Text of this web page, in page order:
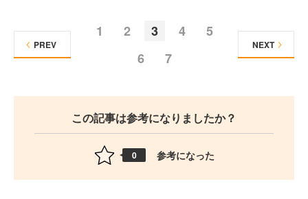
1 2 3 4
5
6
7
PREV NEXT
この記事は参考になりましたか？
0 参考になった